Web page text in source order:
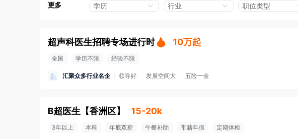
更多 学历 行业 职位类型
超声科医生招聘专场进行时 10万起
全国 学历不限 经验不限
汇聚众多行业名企 领导好 发展空间大 五险一金
B超医生 【香洲区】 15-20k
3年以上 本科 年底双薪 午餐补助 带薪年假 定期体检